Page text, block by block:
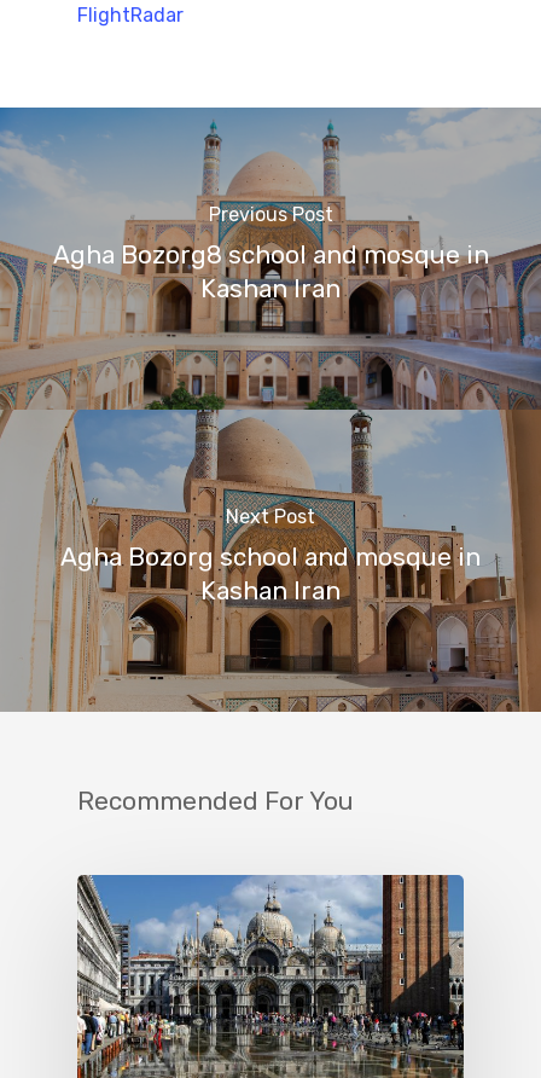
FlightRadar
Previous Post
Agha Bozorg8 school and mosque in
Kashan Iran
Next Post
Agha Bozorg school and mosque in
Kashan Iran
Recommended For You